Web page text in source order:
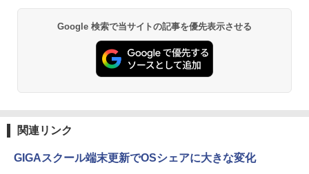
仮面ライダー 改造人間 限定ケース版
4
つかめ！理科ダマン 12 最強ロボット決
￥1,980
物理実験モデル楽器電磁気教材を教える
Galtonplatteの物理的な機器
Google 検索で当サイトの記事を優先表示させる
関連リンク
GIGAスクール端末更新でOSシェアに大きな変化